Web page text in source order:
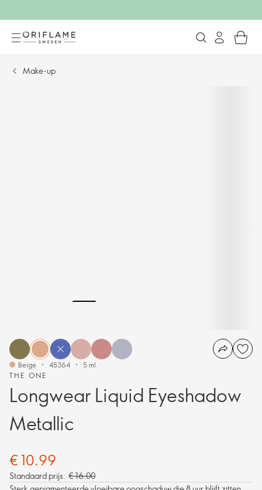
Make-up
THE ONE
Longwear Liquid Eyeshadow
Metallic
Beige 45364 5 ml.
€ 10.99
Standaard prijs: € 16.00